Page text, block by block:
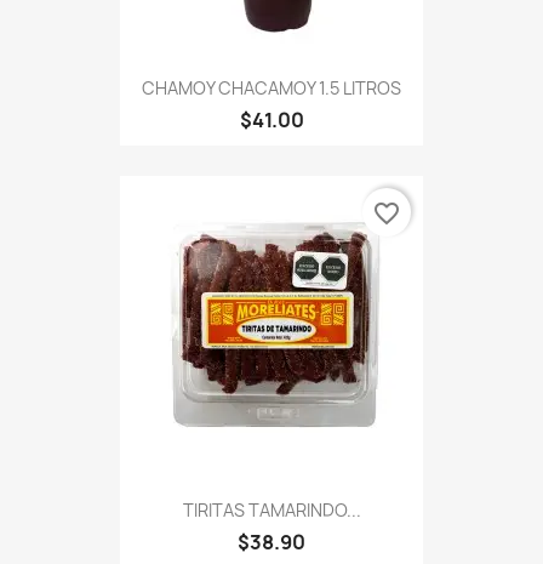
CHAMOY CHACAMOY 1.5 LITROS
$41.00
TIRITAS TAMARINDO...
$38.90
favorite_border